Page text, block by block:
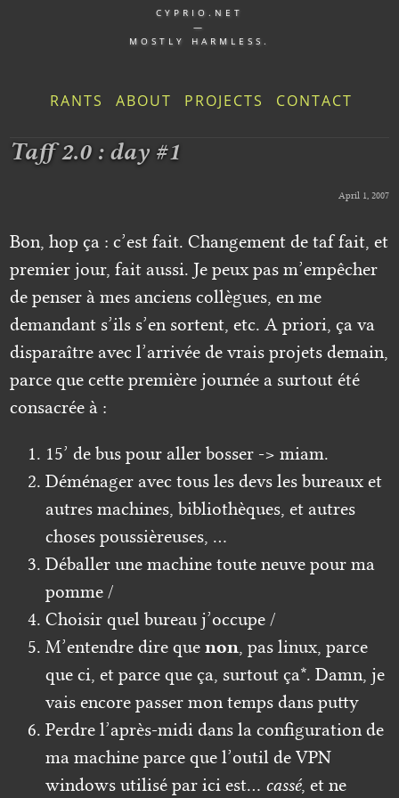
CYPRIO.NET
—
MOSTLY HARMLESS.
RANTS ABOUT PROJECTS CONTACT
Taff 2.0 : day #1
April 1, 2007
Bon, hop ça : c’est fait. Changement de taf fait, et
premier jour, fait aussi. Je peux pas m’empêcher
de penser à mes anciens collègues, en me
demandant s’ils s’en sortent, etc. A priori, ça va
disparaître avec l’arrivée de vrais projets demain,
parce que cette première journée a surtout été
consacrée à :
15’ de bus pour aller bosser -> miam.
Déménager avec tous les devs les bureaux et
autres machines, bibliothèques, et autres
choses poussièreuses, …
Déballer une machine toute neuve pour ma
pomme /
Choisir quel bureau j’occupe /
M’entendre dire quenon, pas linux, parce
que ci, et parce que ça, surtout ça*. Damn, je
vais encore passer mon temps dans putty
Perdre l’après-midi dans la configuration de
ma machine parce que l’outil de VPN
windows utilisé par ici est… cassé, et ne